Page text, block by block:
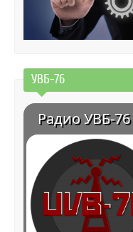
УВБ-76
Радио УВБ-76